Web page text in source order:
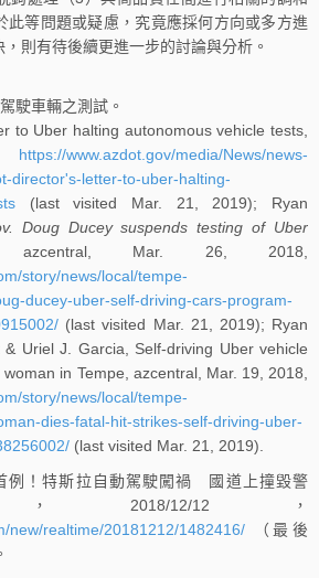
此等問題或疑慮，究竟應採何方向或多方進
則有待後續更進一步的討論與分析。
駛車輛之測試。
to Uber halting autonomous vehicle tests,
https://www.azdot.gov/media/News/news-
director's-letter-to-uber-halting-
(last visited Mar. 21, 2019); Ryan
Doug Ducey suspends testing of Uber
Mar. 26, 2018,
story/news/local/tempe-
ducey-uber-self-driving-cars-program-
(last visited Mar. 21, 2019); Ryan
Uriel J. Garcia, Self-driving Uber vehicle
in Tempe, azcentral, Mar. 19, 2018,
story/news/local/tempe-
dies-fatal-hit-strikes-self-driving-uber-
(last visited Mar. 21, 2019).
例！特斯拉自動駕駛闖禍 國道上撞毀警
12/12，
new/realtime/20181212/1482416/ （最後